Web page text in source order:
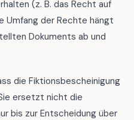
(z. B. das Recht auf
Umfang der Rechte hängt
Dokuments ab und
die Fiktionsbescheinigung
ersetzt nicht die
bis zur Entscheidung über